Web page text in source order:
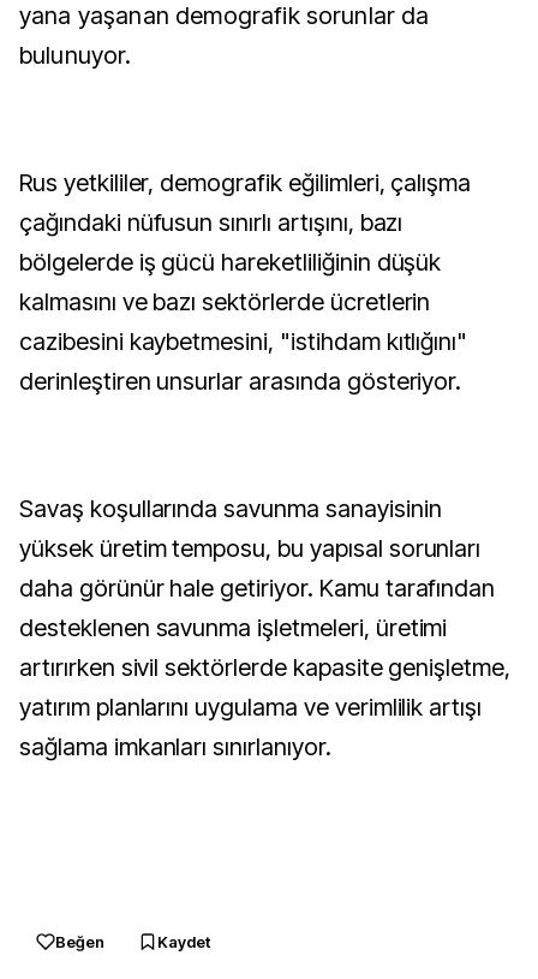
yana yaşanan demografik sorunlar da
bulunuyor.
Rus yetkililer, demografik eğilimleri, çalışma
çağındaki nüfusun sınırlı artışını, bazı
bölgelerde iş gücü hareketliliğinin düşük
kalmasını ve bazı sektörlerde ücretlerin
cazibesini kaybetmesini, "istihdam kıtlığını"
derinleştiren unsurlar arasında gösteriyor.
Savaş koşullarında savunma sanayisinin
yüksek üretim temposu, bu yapısal sorunları
daha görünür hale getiriyor. Kamu tarafından
desteklenen savunma işletmeleri, üretimi
artırırken sivil sektörlerde kapasite genişletme,
yatırım planlarını uygulama ve verimlilik artışı
sağlama imkanları sınırlanıyor.
Beğen Kaydet